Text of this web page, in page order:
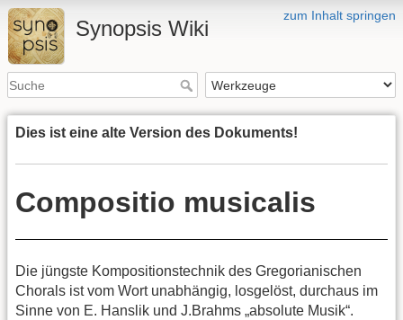
zum Inhalt springen
Synopsis Wiki
Dies ist eine alte Version des Dokuments!
Compositio musicalis
Die jüngste Kompositionstechnik des Gregorianischen
Chorals ist vom Wort unabhängig, losgelöst, durchaus im
Sinne von E. Hanslik und J.Brahms „absolute Musik“.